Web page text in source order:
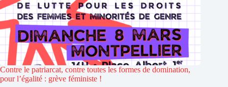
Contre le patriarcat, contre toutes les formes de domination,
pour l’égalité : grève féministe !